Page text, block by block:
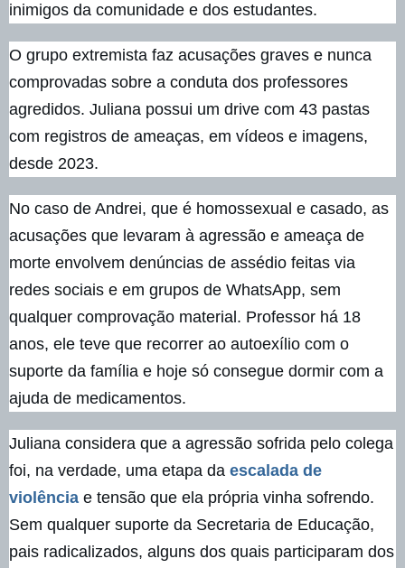
inimigos da comunidade e dos estudantes.
O grupo extremista faz acusações graves e nunca
comprovadas sobre a conduta dos professores
agredidos. Juliana possui um drive com 43 pastas
com registros de ameaças, em vídeos e imagens,
desde 2023.
No caso de Andrei, que é homossexual e casado, as
acusações que levaram à agressão e ameaça de
morte envolvem denúncias de assédio feitas via
redes sociais e em grupos de WhatsApp, sem
qualquer comprovação material. Professor há 18
anos, ele teve que recorrer ao autoexílio com o
suporte da família e hoje só consegue dormir com a
ajuda de medicamentos.
Juliana considera que a agressão sofrida pelo colega
foi, na verdade, uma etapa da escalada de
violência e tensão que ela própria vinha sofrendo.
Sem qualquer suporte da Secretaria de Educação,
pais radicalizados, alguns dos quais participaram dos